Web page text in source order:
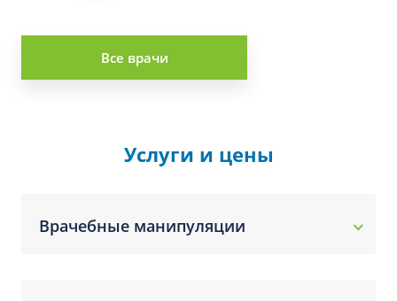
Все врачи
Услуги и цены
Врачебные манипуляции